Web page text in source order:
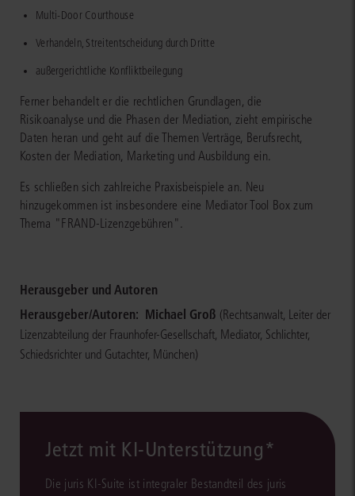
Multi-Door Courthouse
Verhandeln, Streitentscheidung durch Dritte
außergerichtliche Konfliktbeilegung
Ferner behandelt er die rechtlichen Grundlagen, die
Risikoanalyse und die Phasen der Mediation, zieht empirische
Daten heran und geht auf die Themen Verträge, Berufsrecht,
Kosten der Mediation, Marketing und Ausbildung ein.
Es schließen sich zahlreiche Praxisbeispiele an. Neu
hinzugekommen ist insbesondere eine Mediator Tool Box zum
Thema "FRAND-Lizenzgebühren".
Herausgeber und Autoren
Herausgeber/Autoren: Michael Groß (Rechtsanwalt, Leiter der
Lizenzabteilung der Fraunhofer-Gesellschaft, Mediator, Schlichter,
Schiedsrichter und Gutachter, München)
Jetzt mit KI-Unterstützung*
Die juris KI-Suite ist integraler Bestandteil des juris